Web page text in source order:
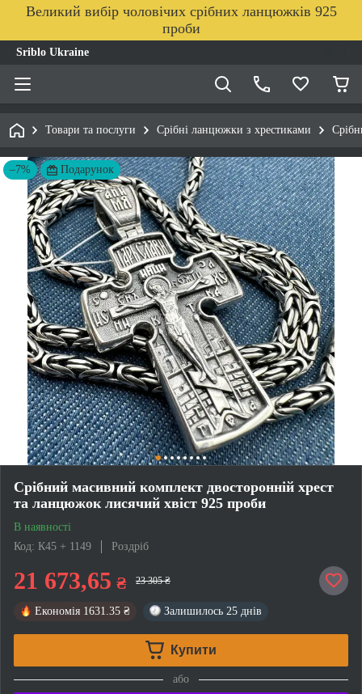
Великий вибір чоловічих срібних ланцюжків 925
проби
Sriblo Ukraine
Товари та послуги Срібні ланцюжки з хрестиками
–7% Подарунок
Срібний масивний комплект двосторонній хрест
та ланцюжок лисячий хвіст 925 проби
В наявності
Код: К45 + 1149
Роздріб
21 673,65 ₴ 23 305 ₴
Економія 1631.35 ₴ Залишилось 25 днів
Купити
або